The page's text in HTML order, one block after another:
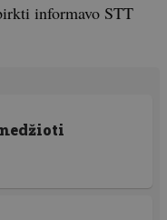
informavo STT